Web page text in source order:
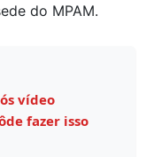
do MPAM.
vídeo
fazer isso